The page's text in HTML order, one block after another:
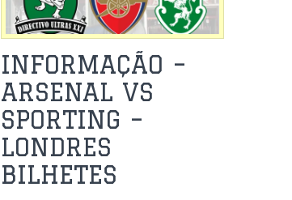
INFORMAÇÃO –
ARSENAL VS
SPORTING –
LONDRES
BILHETES